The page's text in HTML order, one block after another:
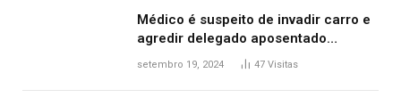
Médico é suspeito de invadir carro e
agredir delegado aposentado
durante confusão no trânsito
setembro 19, 2024 47 Visitas